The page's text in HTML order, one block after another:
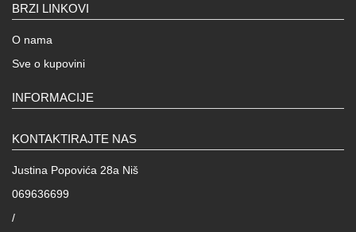
BRZI LINKOVI
O nama
Sve o kupovini
INFORMACIJE
KONTAKTIRAJTE NAS
Justina Popovića 28a Niš
069636699
/